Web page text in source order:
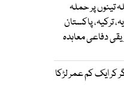
تینوں پر حملہ
ترکیہ، پاکستان
دفاعی معاہدہ
کر ایک کم عمر لڑکا